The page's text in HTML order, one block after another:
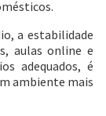
a estabilidade
aulas online e
adequados, é
ambiente mais